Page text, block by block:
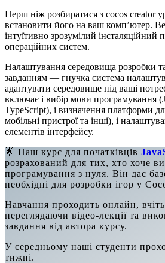
Перш ніж розбиратися з cocos creator
встановити його на ваш комп’ютер.
інтуїтивно зрозумілий інсталяційний
операційних систем.
Налаштування середовища розробки
завданням — гнучка система
адаптувати середовище під ваші
включає і вибір мови програмування
TypeScript), і визначення платформи
мобільні пристрої та інші), і
елементів інтерфейсу.
🌟 Наш курс для початківців
розрахований для тих, хто хоче
програмування з нуля. Він дає
необхідні для розробки ігор у
Навчання проходить онлайн,
переглядаючи відео-лекції та
завдання від автора курсу.
У середньому наші студенти
тижні.